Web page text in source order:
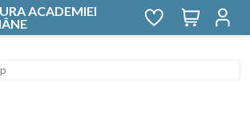
ACADEMIEI
în trup